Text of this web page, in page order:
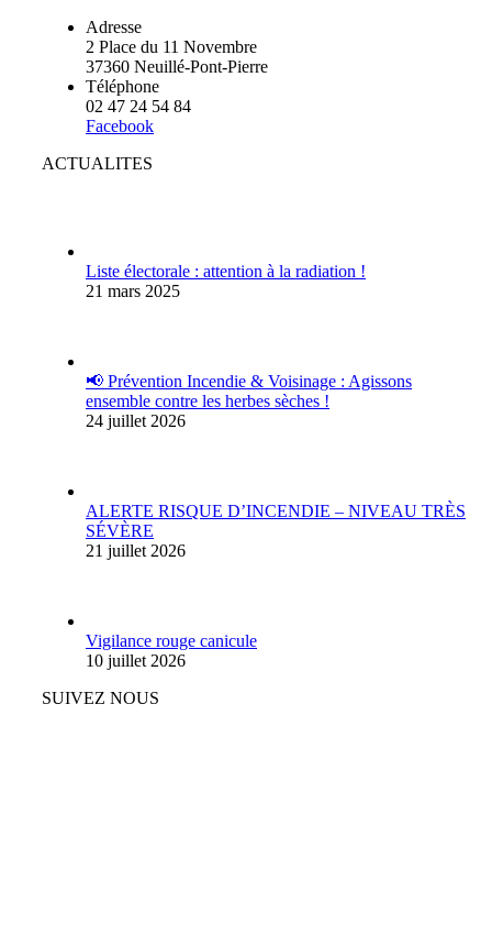
Adresse
2 Place du 11 Novembre
37360 Neuillé-Pont-Pierre
Téléphone
02 47 24 54 84
Facebook
ACTUALITES
Liste électorale : attention à la radiation !
21 mars 2025
📢 Prévention Incendie & Voisinage : Agissons
ensemble contre les herbes sèches !
24 juillet 2026
ALERTE RISQUE D’INCENDIE – NIVEAU TRÈS
SÉVÈRE
21 juillet 2026
Vigilance rouge canicule
10 juillet 2026
SUIVEZ NOUS